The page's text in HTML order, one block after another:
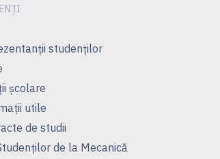
studenţilor
școlare
utile
de studii
de la Mecanică